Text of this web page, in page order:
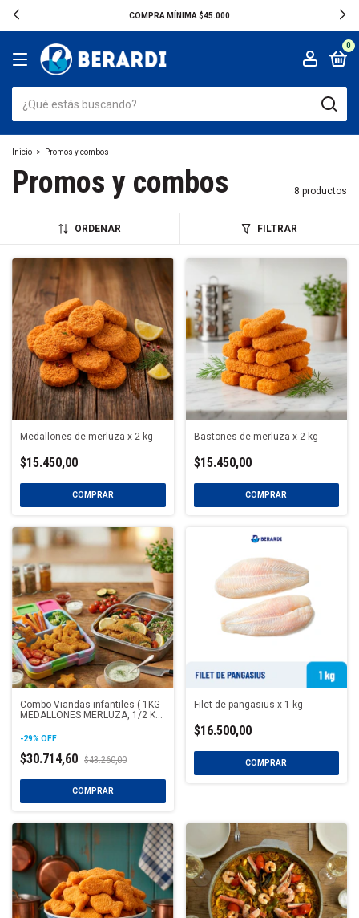
COMPRA MÍNIMA $45.000
0
Inicio > Promos y combos
Promos y combos 8 productos
ORDENAR FILTRAR
Medallones de merluza x 2 kg
$15.450,00
COMPRAR
Bastones de merluza x 2 kg
$15.450,00
COMPRAR
Combo Viandas infantiles ( 1KG
MEDALLONES MERLUZA, 1/2 KG
MERLUZA ROMANA)
-29% OFF
$30.714,60 $43.260,00
Filet de pangasius x 1 kg
$16.500,00